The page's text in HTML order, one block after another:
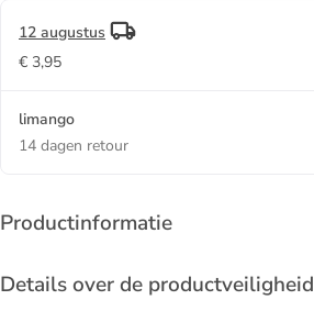
12 augustus
€ 3,95
limango
14 dagen retour
Productinformatie
Details over de productveiligheid